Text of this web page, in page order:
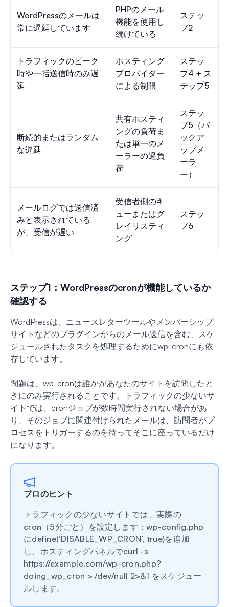
WordPressのメールは
常に遅延しています
PHPのメール
機能を使用し
続けている
ステッ
プ2
トラフィックのピーク
時や一括送信時のみ遅
延
ホスティング
プロバイダー
による制限
ステッ
プ4 + ス
テップ5
断続的またはランダム
な遅延
共有ホスティ
ングの負荷ま
たは単一のメ
ーラーの過負
荷
ステッ
プ5（バ
ックア
ップメ
ーラ
ー）
メールログでは送信済
みと表示されている
が、受信が遅い
受信者側のキ
ューまたはグ
レイリスティ
ング
ステッ
プ6
ステップ1：WordPressのcronが機能しているか
確認する
WordPressは、ニュースレターツールやメンバーシップ
サイトなどのプラグインからのメール送信を含む、スケ
ジュールされたタスクを処理するためにwp-cronにも依
存しています。
問題は、wp-cronは誰かがあなたのサイトを訪問したと
きにのみ実行されることです。トラフィックの少ないサ
イトでは、cronジョブが数時間実行されない場合があ
り、そのジョブに関連付けられたメールは、訪問者がプ
ロセスをトリガーするのを待ってそこに座っているだけ
になります。
プロのヒント
トラフィックの少ないサイトでは、実際の
cron（5分ごと）を設定します：wp-config.php
にdefine(‘DISABLE_WP_CRON’, true)を追加
し、ホスティングパネルでcurl -s
https://example.com/wp-cron.php?
doing_wp_cron > /dev/null 2>&1 をスケジュー
ルします。